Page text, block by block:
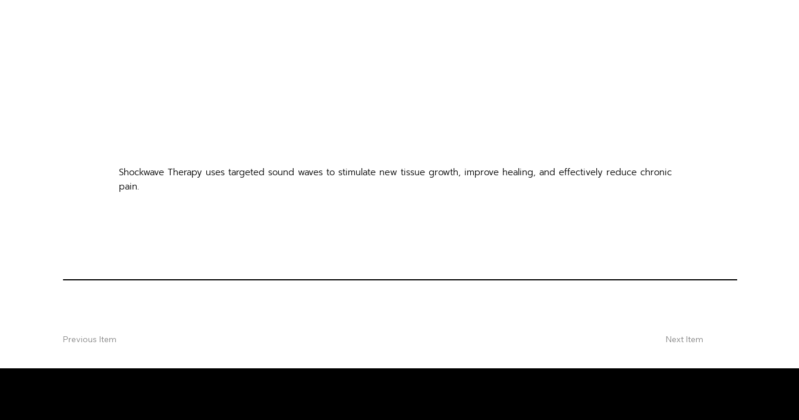
Shockwave Therapy uses targeted sound waves to stimulate new tissue growth, improve healing, and effectively reduce chronic
pain.
Previous Item Next Item